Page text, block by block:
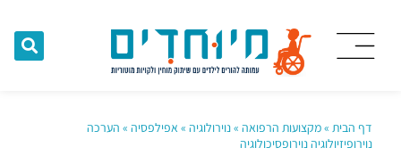
דף הבית »מקצועות הרפואה »נוירולוגיה » אפילפסיה » הערכה
נוירופיזיולוגיה נוירופסיכולוגיה